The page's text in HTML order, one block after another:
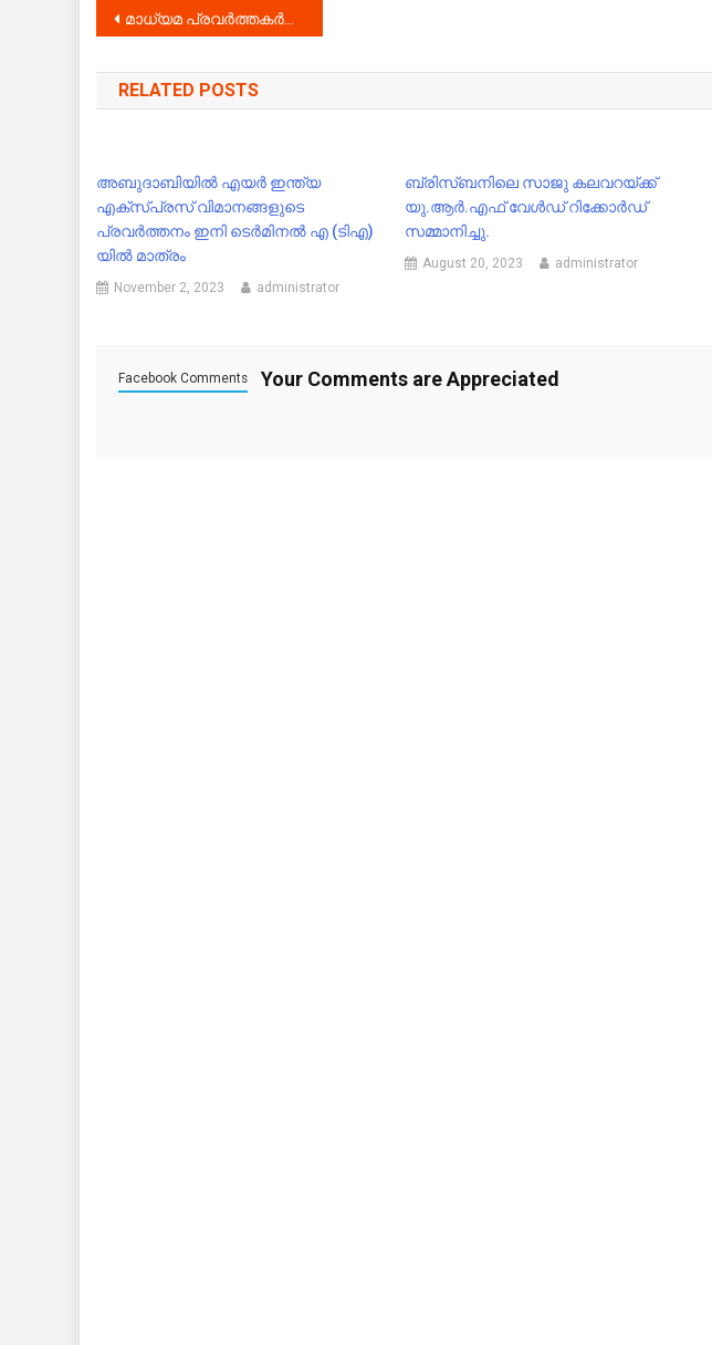
Post
navigation
മാധ്യമ പ്രവർത്തകർക്ക് നേരേയുള്ള കടന്ന് കയറ്റം അവസാനിപ്പിക്കണം .
RELATED POSTS
അബുദാബിയിൽ എയർ ഇന്ത്യ
എക്സ്പ്രസ് വിമാനങ്ങളുടെ
പ്രവർത്തനം ഇനി ടെർമിനൽ എ (ടിഎ)
യിൽ മാത്രം
November 2, 2023 administrator
ബ്രി​സ്‌​ബ​നിലെ സാജു കലവറയ്ക്ക്
യു.ആർ.എഫ് വേൾഡ് റിക്കോർഡ്
സമ്മാനിച്ചു.
August 20, 2023 administrator
Your Comments are Appreciated
Facebook Comments